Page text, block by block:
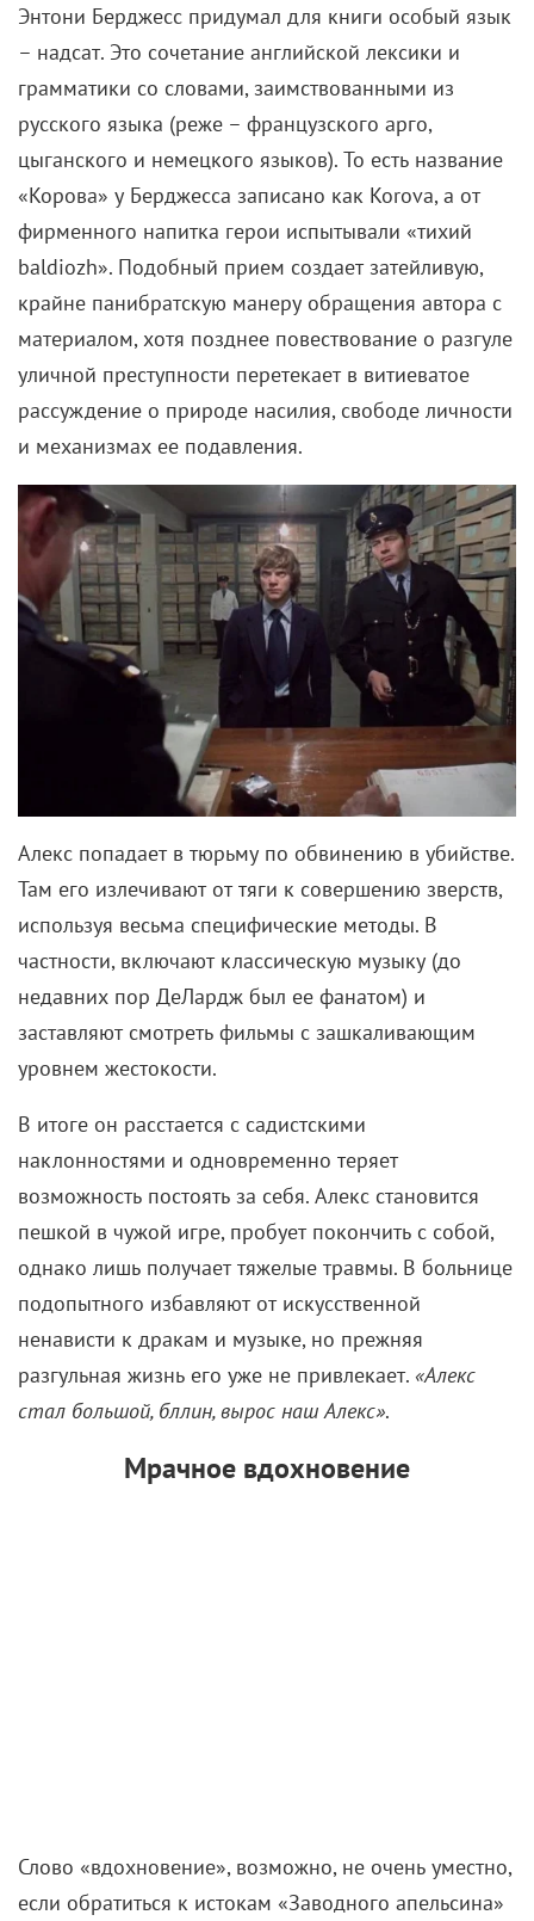
Энтони Берджесс придумал для книги особый язык
– надсат. Это сочетание английской лексики и
грамматики со словами, заимствованными из
русского языка (реже – французского арго,
цыганского и немецкого языков). То есть название
«Корова» у Берджесса записано как Korova, а от
фирменного напитка герои испытывали «тихий
baldiozh». Подобный прием создает затейливую,
крайне панибратскую манеру обращения автора с
материалом, хотя позднее повествование о разгуле
уличной преступности перетекает в витиеватое
рассуждение о природе насилия, свободе личности
и механизмах ее подавления.
Алекс попадает в тюрьму по обвинению в убийстве.
Там его излечивают от тяги к совершению зверств,
используя весьма специфические методы. В
частности, включают классическую музыку (до
недавних пор ДеЛардж был ее фанатом) и
заставляют смотреть фильмы с зашкаливающим
уровнем жестокости.
В итоге он расстается с садистскими
наклонностями и одновременно теряет
возможность постоять за себя. Алекс становится
пешкой в чужой игре, пробует покончить с собой,
однако лишь получает тяжелые травмы. В больнице
подопытного избавляют от искусственной
ненависти к дракам и музыке, но прежняя
разгульная жизнь его уже не привлекает. «Алекс
стал большой, бллин, вырос наш Алекс».
Мрачное вдохновение
Слово «вдохновение», возможно, не очень уместно,
если обратиться к истокам «Заводного апельсина»